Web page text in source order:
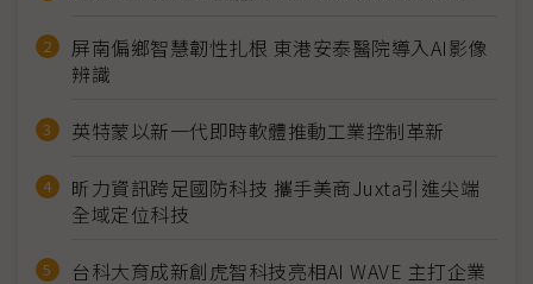
屏南偏鄉智慧韌性扎根 東港安泰醫院導入AI影像
辨識
英特蒙以新一代即時軟體推動工業控制革新
昕力資訊跨足國防科技 攜手美商Juxta引進尖端
全域定位科技
台科大育成新創虎智科技亮相AI WAVE 主打企業